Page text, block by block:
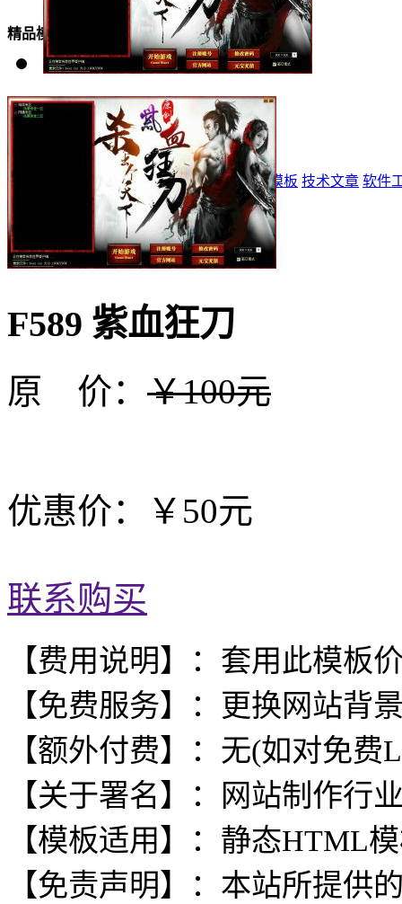
精品模板
特效模板
首页 网站模板 精品模板 特效模板 技术文章 软件
F589 紫血狂刀
原 价： ￥100元
优惠价：￥50元
联系购买
【费用说明】：套用此模板
【免费服务】：更换网站背
【额外付费】：无(如对免
【关于署名】：网站制作行
【模板适用】：静态HTML
【免责声明】：本站所提供